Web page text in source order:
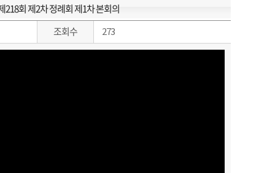
회 제2차 정례회 제1차 본회의
조회수
273